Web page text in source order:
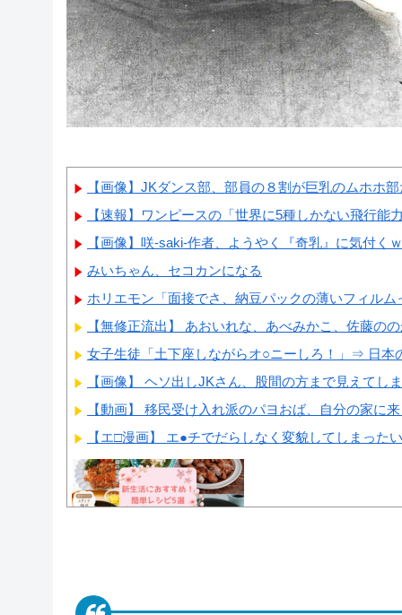
【画像】JKダンス部、部員の８割が巨乳のムホホ
【速報】ワンピースの「世界に5種しかない飛行能
【画像】咲-saki-作者、ようやく『奇乳』に気付く
みいちゃん、セコカンになる
ホリエモン「面接でさ、納豆パックの薄いフィル
【無修正流出】 あおいれな、あべみかこ、佐藤の
女子生徒「土下座しながらオ○ニーしろ！」⇒ 日本
【画像】 ヘソ出しJKさん、股間の方まで見えてし
【動画】 移民受け入れ派のパヨおば、自分の家に
【エ□漫画】 エ●チでだらしなく変貌してしまった